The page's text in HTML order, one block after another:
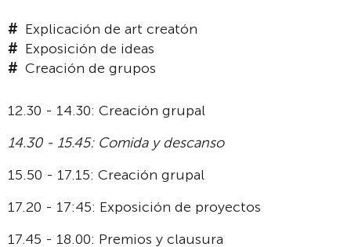
Explicación de art creatón
Exposición de ideas
Creación de grupos
12.30 - 14.30: Creación grupal
14.30 - 15.45: Comida y descanso
15.50 - 17.15: Creación grupal
17.20 - 17:45: Exposición de proyectos
17.45 - 18.00: Premios y clausura